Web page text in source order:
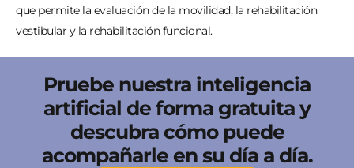
que permite la evaluación de la movilidad, la rehabilitación
vestibular y la rehabilitación funcional.
Pruebe nuestra inteligencia
artificial de forma gratuita y
descubra cómo puede
acompañarle en su día a día.